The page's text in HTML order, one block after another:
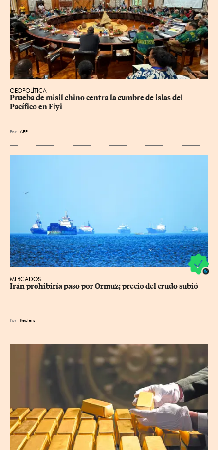
GEOPOLÍTICA
Prueba de misil chino centra la cumbre de islas del
Pacífico en Fiyi
Por AFP
MERCADOS
Irán prohibiría paso por Ormuz; precio del crudo subió
Por Reuters